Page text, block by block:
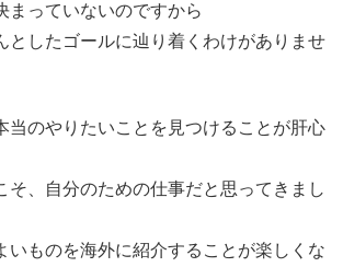
まっていないのですから
としたゴールに辿り着くわけがありませ
当のやりたいことを見つけることが肝心
そ、自分のための仕事だと思ってきまし
いものを海外に紹介することが楽しくな